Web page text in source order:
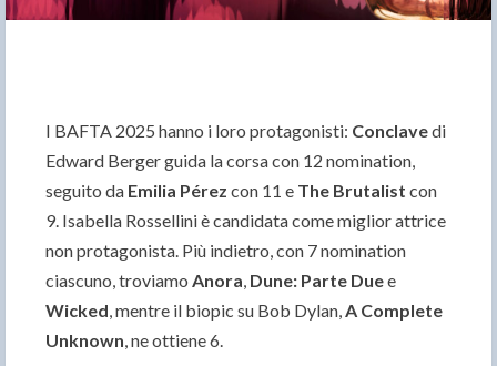
I BAFTA 2025 hanno i loro protagonisti: Conclavedi
Edward Berger guida la corsa con 12 nomination,
seguito da Emilia Pérez con 11 e The Brutalist con
9. Isabella Rossellini è candidata come miglior attrice
non protagonista. Più indietro, con 7 nomination
ciascuno, troviamo Anora, Dune: Parte Duee
Wicked, mentre il biopic su Bob Dylan,A Complete
Unknown, ne ottiene 6.